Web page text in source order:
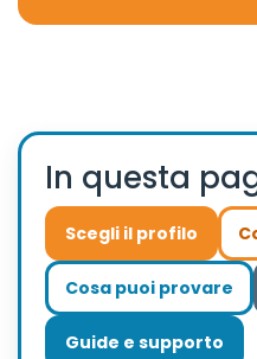
In questa
Scegli il profilo
Cosa puoi provare
Guide e supporto